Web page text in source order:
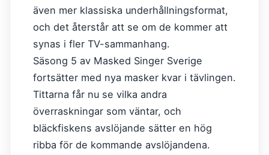
även mer klassiska underhållningsformat,
och det återstår att se om de kommer att
synas i fler TV-sammanhang.
Säsong 5 av Masked Singer Sverige
fortsätter med nya masker kvar i tävlingen.
Tittarna får nu se vilka andra
överraskningar som väntar, och
bläckfiskens avslöjande sätter en hög
ribba för de kommande avslöjandena.